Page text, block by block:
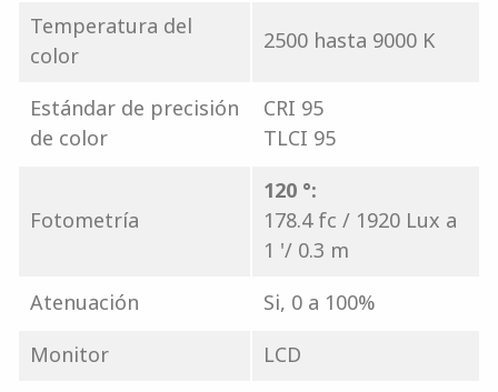
Temperatura del
color
2500 hasta 9000 K
Estándar de precisión
de color
CRI 95
TLCI 95
Fotometría
120 °:
178.4 fc / 1920 Lux a
1 '/ 0.3 m
Atenuación
Si, 0 a 100%
Monitor
LCD